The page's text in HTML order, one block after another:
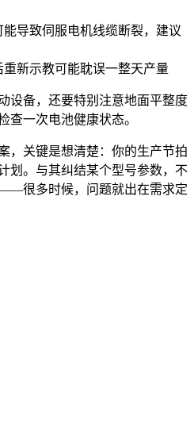
能导致伺服电机线缆断裂，建议
重新示教可能耽误一整天产量
设备，还要特别注意地面平整度
查一次电池健康状态。
，关键是想清楚：你的生产节拍
划。与其纠结某个型号参数，不
很多时候，问题就出在需求定